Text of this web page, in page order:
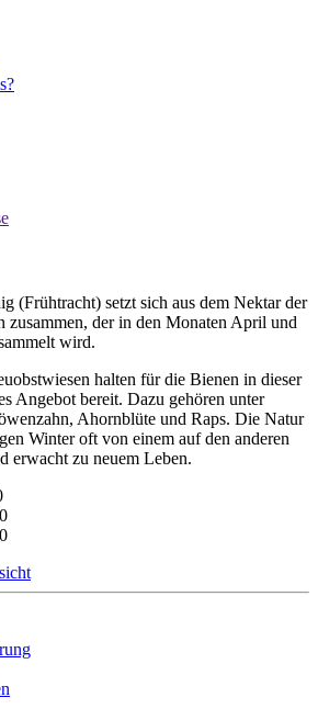
(Frühtracht) setzt sich aus dem Nektar der
zusammen, der in den Monaten April und
wird.
halten für die Bienen in dieser
Angebot bereit. Dazu gehören unter
Ahornblüte und Raps. Die Natur
Winter oft von einem auf den anderen
erwacht zu neuem Leben.